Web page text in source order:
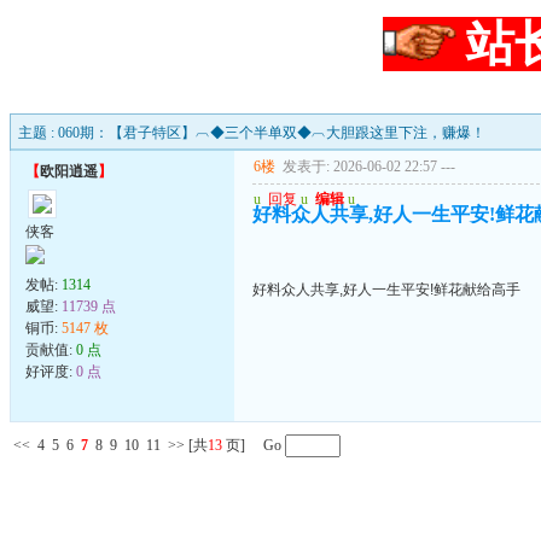
站
主题 : 060期：【君子特区】︹◆三个半单双◆︹大胆跟这里下注，赚爆！
【 欧阳逍遥】
侠客
发帖: 1314
威望: 11739 点
铜币: 5147 枚
贡献值: 0 点
好评度: 0 点
6楼 发表于: 2026-06-02 22:57 ---
u 回复 u 编辑 u
好料众人共享,好人一生平安!鲜花
好料众人共享,好人一生平安!鲜花献给高手
<< 4 5 6 7 8 9 10 11 >> [共13 页] Go